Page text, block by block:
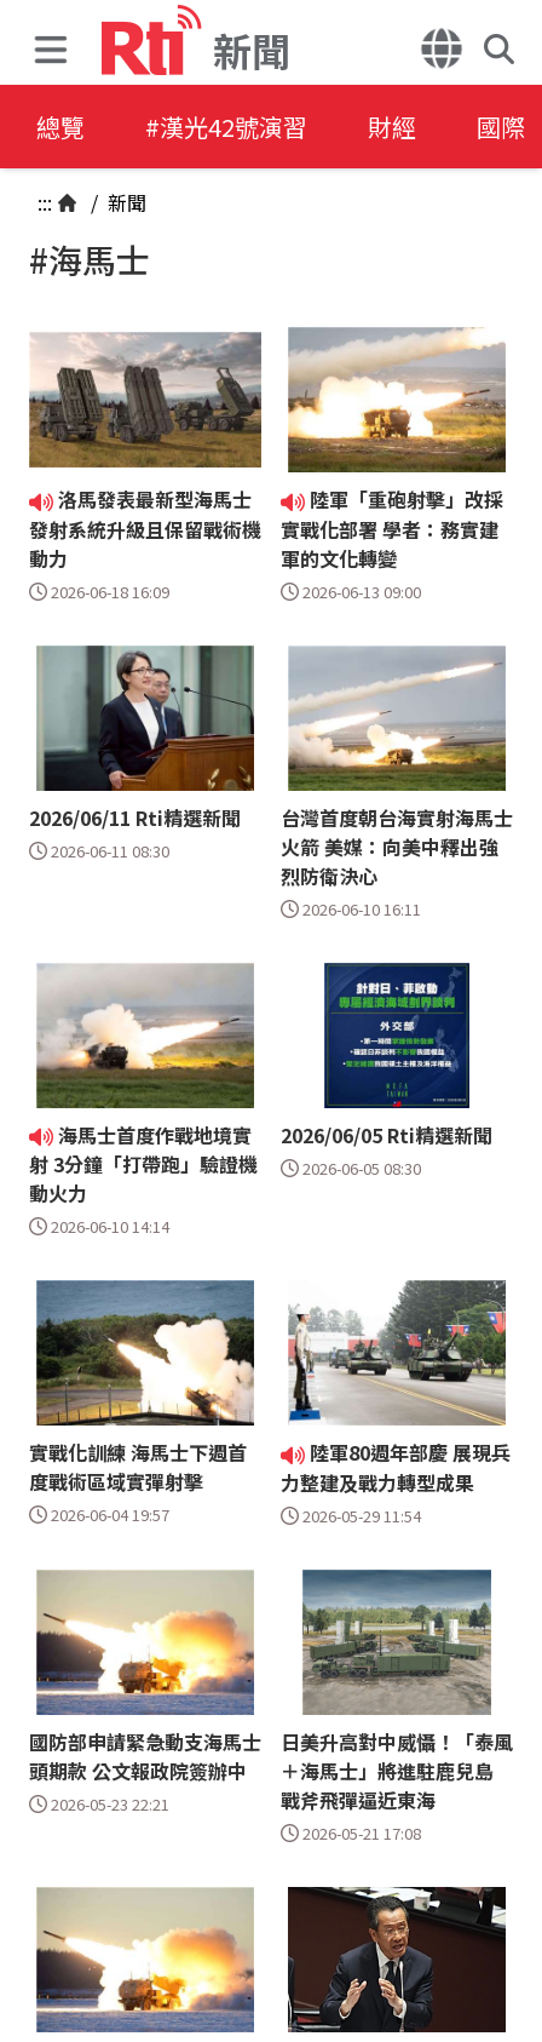
新聞
總覽 #漢光42號演習 財經 國際
::: / 新聞
#海馬士
洛馬發表最新型海馬士
發射系統升級且保留戰術機
動力
2026-06-18 16:09
陸軍「重砲射擊」改採
實戰化部署 學者：務實建
軍的文化轉變
2026-06-13 09:00
2026/06/11 Rti精選新聞
2026-06-11 08:30
台灣首度朝台海實射海馬士
火箭 美媒：向美中釋出強
烈防衛決心
2026-06-10 16:11
海馬士首度作戰地境實
射 3分鐘「打帶跑」驗證機
動火力
2026-06-10 14:14
2026/06/05 Rti精選新聞
2026-06-05 08:30
實戰化訓練 海馬士下週首
度戰術區域實彈射擊
2026-06-04 19:57
陸軍80週年部慶 展現兵
力整建及戰力轉型成果
2026-05-29 11:54
國防部申請緊急動支海馬士
頭期款 公文報政院簽辦中
2026-05-23 22:21
日美升高對中威懾！「泰風
＋海馬士」將進駐鹿兒島
戰斧飛彈逼近東海
2026-05-21 17:08